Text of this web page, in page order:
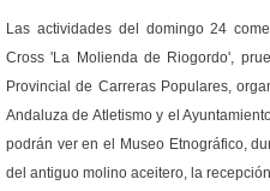
Las actividades del domingo 24
Cross 'La Molienda de Riogordo',
Provincial de Carreras Populares,
Andaluza de Atletismo y el
podrán ver en el Museo Etnográfico,
del antiguo molino aceitero, la